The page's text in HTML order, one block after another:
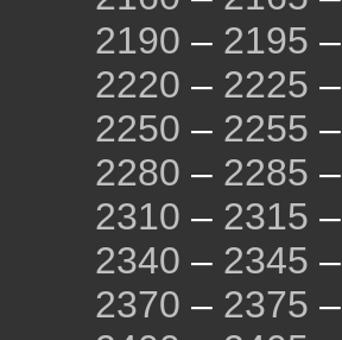
2190 – 2195 –
2220 – 2225 –
2250 – 2255 –
2280 – 2285 –
2310 – 2315 –
2340 – 2345 –
2370 – 2375 –